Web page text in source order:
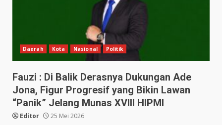
Daerah Kota Nasional Politik
Fauzi : Di Balik Derasnya Dukungan Ade
Jona, Figur Progresif yang Bikin Lawan
“Panik” Jelang Munas XVIII HIPMI
Editor 25 Mei 2026